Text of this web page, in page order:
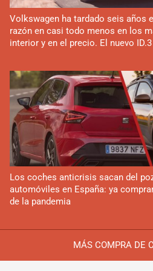
MÁS COMPRA DE
Volkswagen ha tardado seis años
razón en casi todo menos en los
interior y en el precio. El nuevo
Los coches anticrisis sacan del
automóviles en España: ya
de la pandemia